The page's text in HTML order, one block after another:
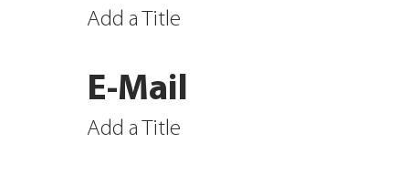
Add a Title
Add a Title
E-Mail